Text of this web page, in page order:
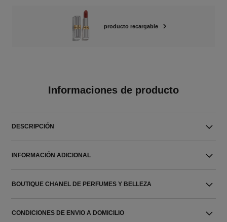
producto recargable
Informaciones de producto
DESCRIPCIÓN
INFORMACIÓN ADICIONAL
BOUTIQUE CHANEL DE PERFUMES Y BELLEZA
CONDICIONES DE ENVIO A DOMICILIO